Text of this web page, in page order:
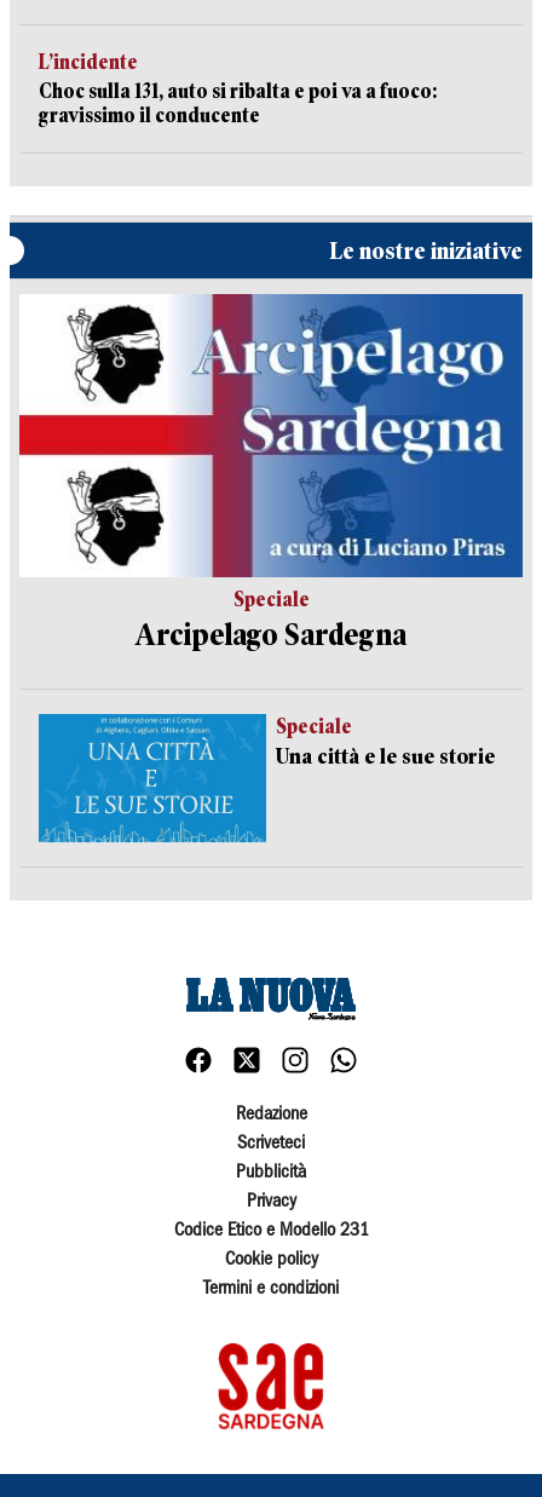
L’incidente
Choc sulla 131, auto si ribalta e poi va a fuoco:
gravissimo il conducente
Le nostre iniziative
Speciale
Arcipelago Sardegna
Speciale
Una città e le sue storie
Redazione
Scriveteci
Pubblicità
Privacy
Codice Etico e Modello 231
Cookie policy
Termini e condizioni